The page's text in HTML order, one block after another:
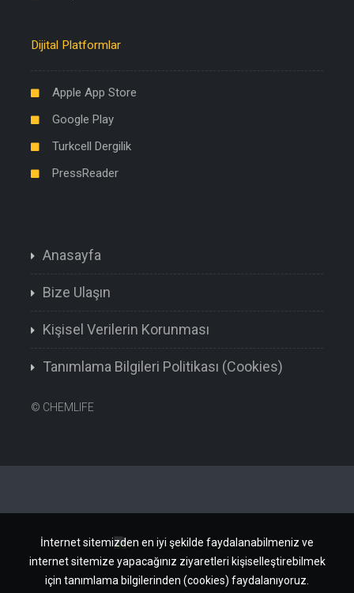
İnternet sitemizden en iyi şekilde faydalanabilmeniz ve
internet sitemize yapacağınız ziyaretleri kişiselleştirebilmek
için tanımlama bilgilerinden (cookies) faydalanıyoruz.
Dijital Platformlar
Apple App Store
Google Play
Turkcell Dergilik
PressReader
Anasayfa
Bize Ulaşın
Kişisel Verilerin Korunması
Tanımlama Bilgileri Politikası (Cookies)
© CHEMLIFE